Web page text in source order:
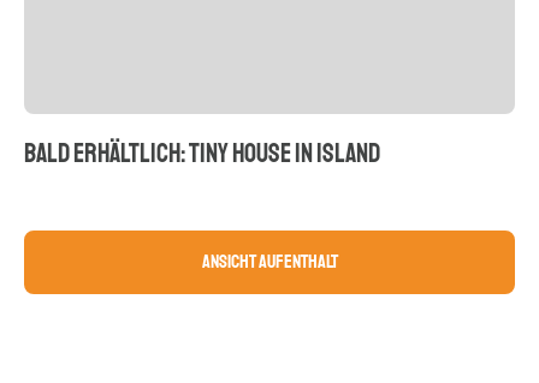
BALD ERHÄLTLICH: TINY HOUSE IN ISLAND
Ansicht Aufenthalt